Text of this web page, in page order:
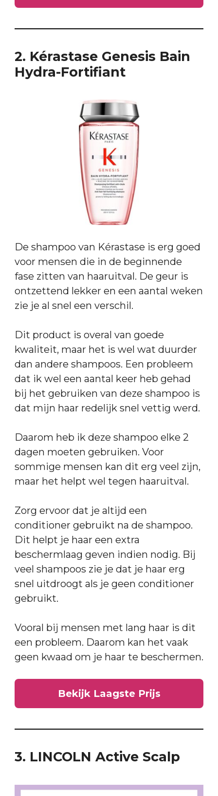
2. Kérastase Genesis Bain
Hydra-Fortifiant
De shampoo van Kérastase is erg goed
voor mensen die in de beginnende
fase zitten van haaruitval. De geur is
ontzettend lekker en een aantal weken
zie je al snel een verschil.
Dit product is overal van goede
kwaliteit, maar het is wel wat duurder
dan andere shampoos. Een probleem
dat ik wel een aantal keer heb gehad
bij het gebruiken van deze shampoo is
dat mijn haar redelijk snel vettig werd.
Daarom heb ik deze shampoo elke 2
dagen moeten gebruiken. Voor
sommige mensen kan dit erg veel zijn,
maar het helpt wel tegen haaruitval.
Zorg ervoor dat je altijd een
conditioner gebruikt na de shampoo.
Dit helpt je haar een extra
beschermlaag geven indien nodig. Bij
veel shampoos zie je dat je haar erg
snel uitdroogt als je geen conditioner
gebruikt.
Vooral bij mensen met lang haar is dit
een probleem. Daarom kan het vaak
geen kwaad om je haar te beschermen.
Bekijk Laagste Prijs
3. LINCOLN Active Scalp